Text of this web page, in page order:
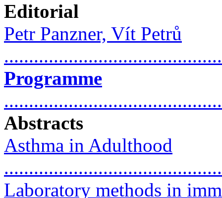
Editorial
Petr Panzner, Vít Petrů
Programme
Abstracts
Asthma in Adulthood
Laboratory methods in